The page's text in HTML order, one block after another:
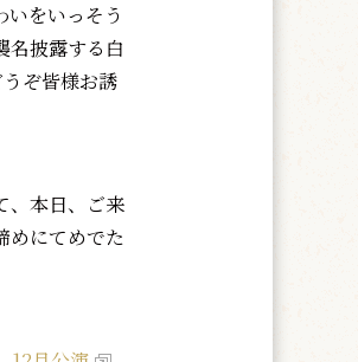
をいっそう
名披露する白
ぞ皆様お誘
、本日、ご来
めにてめでた